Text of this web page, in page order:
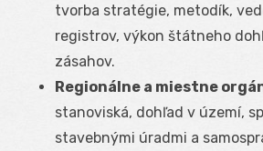
tvorba stratégie, metodík,
registrov, výkon štátneho
zásahov.
Regionálne a miestne
stanoviská, dohľad v území,
stavebnými úradmi a